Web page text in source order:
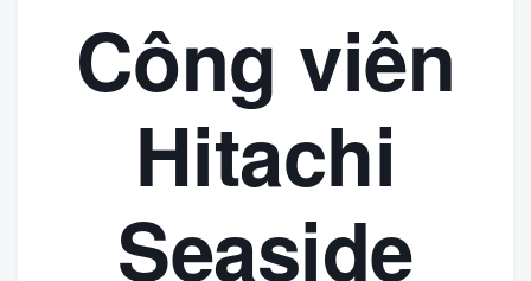
Công viên
Hitachi
Seaside